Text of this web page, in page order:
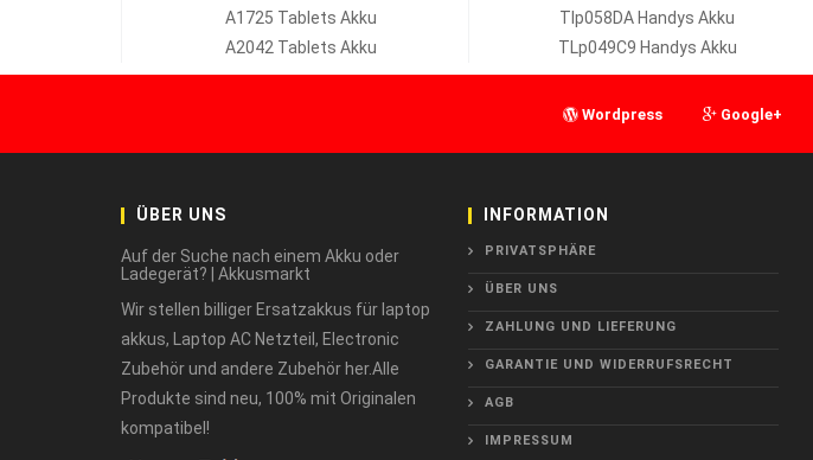
A1725 Tablets Akku
A2042 Tablets Akku
Tlp058DA Handys Akku
TLp049C9 Handys Akku
Wordpress Google+
ÜBER UNS
Auf der Suche nach einem Akku oder
Ladegerät? | Akkusmarkt
Wir stellen billiger Ersatzakkus für laptop
akkus, Laptop AC Netzteil, Electronic
Zubehör und andere Zubehör her.Alle
Produkte sind neu, 100% mit Originalen
kompatibel!
INFORMATION
PRIVATSPHÄRE
ÜBER UNS
ZAHLUNG UND LIEFERUNG
GARANTIE UND WIDERRUFSRECHT
AGB
IMPRESSUM